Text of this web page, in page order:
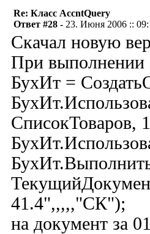
Re: Класс AccntQuery
Ответ #28 - 23. Июня 2006 ::
Скачал новую
При выполнении
БухИт =
СписокТоваров,
41.4",,,,,"СК");
на документ за